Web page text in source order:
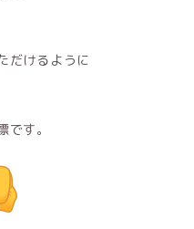
だけるように
す。